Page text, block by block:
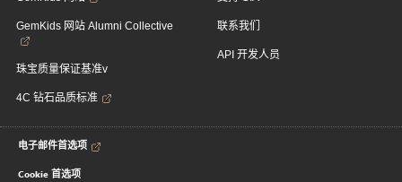
GemKids 网站 Alumni Collective
珠宝质量保证基准v
4C 钻石品质标准
联系我们
API 开发人员
电子邮件首选项
Cookie 首选项